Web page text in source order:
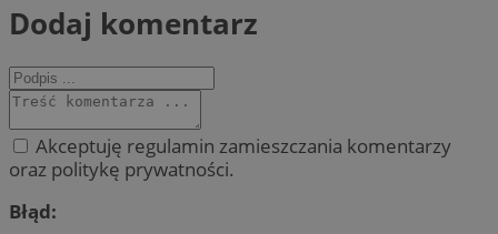
Dodaj komentarz
Akceptuję regulamin zamieszczania komentarzy
oraz politykę prywatności.
Błąd: